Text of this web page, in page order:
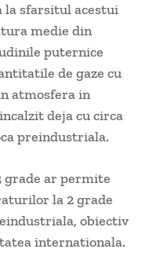
la sfarsitul acestui
medie din
puternice
de gaze cu
atmosfera in
deja cu circa
preindustriala.
grade ar permite
la 2 grade
obiectiv
internationala.